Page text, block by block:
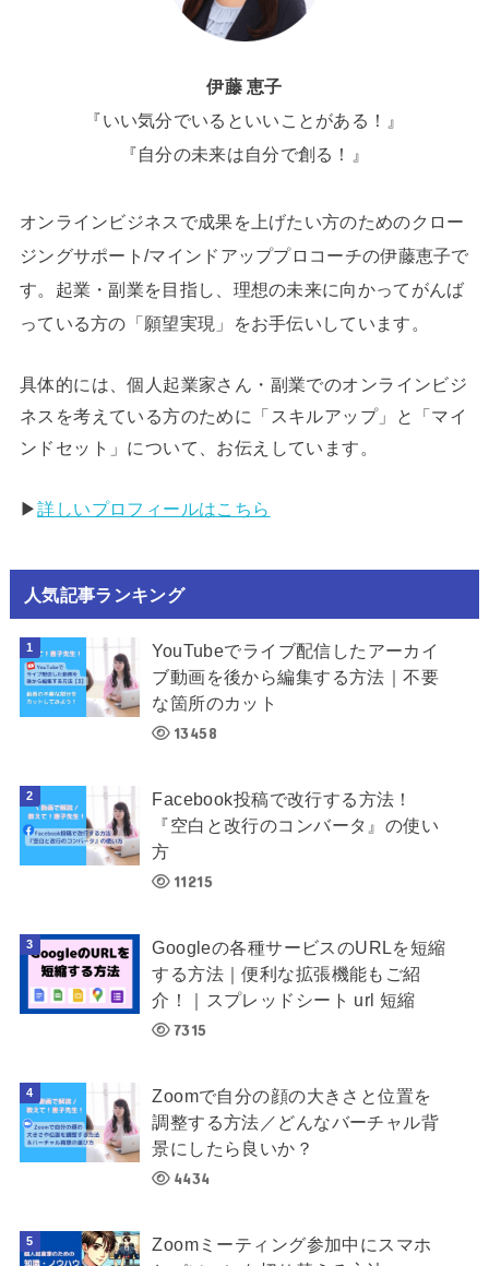
伊藤 恵子
『いい気分でいるといいことがある！』
『自分の未来は自分で創る！』
オンラインビジネスで成果を上げたい方のためのクロー
ジングサポート/マインドアッププロコーチの伊藤恵子で
す。起業・副業を目指し、理想の未来に向かってがんば
っている方の「願望実現」をお手伝いしています。
具体的には、個人起業家さん・副業でのオンラインビジ
ネスを考えている方のために「スキルアップ」と「マイ
ンドセット」について、お伝えしています。
▶︎詳しいプロフィールはこちら
人気記事ランキング
YouTubeでライブ配信したアーカイ
ブ動画を後から編集する方法｜不要
な箇所のカット
13458
Facebook投稿で改行する方法！
『空白と改行のコンバータ』の使い
方
11215
Googleの各種サービスのURLを短縮
する方法｜便利な拡張機能もご紹
介！｜スプレッドシート url 短縮
7315
Zoomで自分の顔の大きさと位置を
調整する方法／どんなバーチャル背
景にしたら良いか？
4434
Zoomミーティング参加中にスマホ